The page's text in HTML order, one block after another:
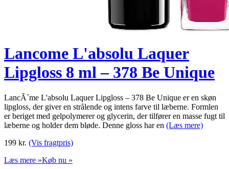
Lancome L'absolu Laquer
Lipgloss 8 ml – 378 Be Unique
LancÃ´me L'absolu Laquer Lipgloss – 378 Be Unique er en skøn
lipgloss, der giver en strålende og intens farve til læberne. Formlen
er beriget med gelpolymerer og glycerin, der tilfører en masse fugt til
læberne og holder dem bløde. Denne gloss har en (Læs mere)
199 kr. (Vis fragtpris)
Læs mere »Køb nu »